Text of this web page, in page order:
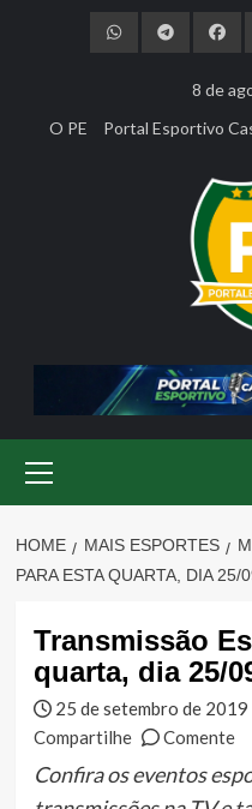
8 de
O PE
Portal Esportivo
Menu
HOME MAIS ESPORTES
PARA ESTA QUARTA, DIA 25/
Transmissão
quarta, dia 25/
25 de setembro de 2019
Compartilhe
Comente
Confira os eventos